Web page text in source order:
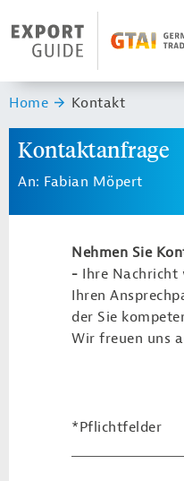
Header Logo
Sie sind hier:
Home Kontakt
Kontaktanfrage
An: Fabian Möpert
Nehmen Sie
- Ihre Nachricht
Ihren
der Sie
Wir freuen uns
*Pflichtfelder